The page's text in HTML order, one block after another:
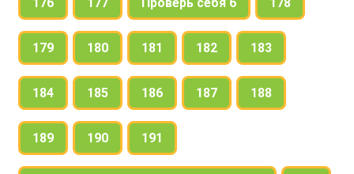
179 180 181 182 183
184 185 186 187 188
189 190 191